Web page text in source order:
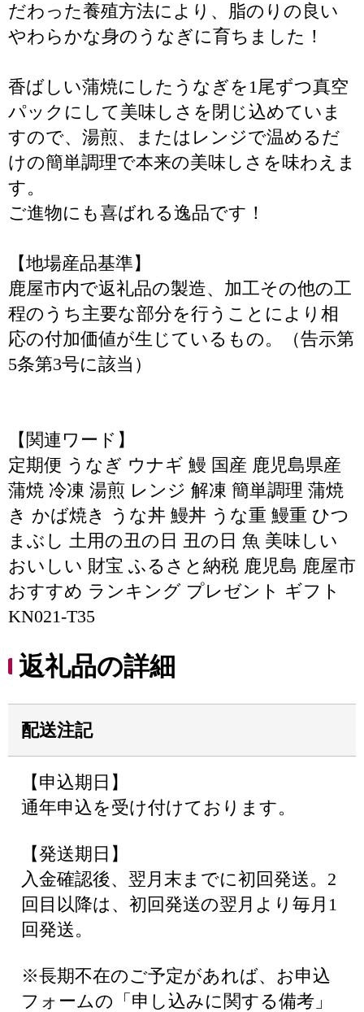
だわった養殖方法により、脂のりの良い
やわらかな身のうなぎに育ちました！
香ばしい蒲焼にしたうなぎを1尾ずつ真空
パックにして美味しさを閉じ込めていま
すので、湯煎、またはレンジで温めるだ
けの簡単調理で本来の美味しさを味わえま
す。
ご進物にも喜ばれる逸品です！
【地場産品基準】
鹿屋市内で返礼品の製造、加工その他の工
程のうち主要な部分を行うことにより相
応の付加価値が生じているもの。（告示第
5条第3号に該当）
【関連ワード】
定期便 うなぎ ウナギ 鰻 国産 鹿児島県産
蒲焼 冷凍 湯煎 レンジ 解凍 簡単調理 蒲焼
き かば焼き うな丼 鰻丼 うな重 鰻重 ひつ
まぶし 土用の丑の日 丑の日 魚 美味しい
おいしい 財宝 ふるさと納税 鹿児島 鹿屋市
おすすめ ランキング プレゼント ギフト
KN021-T35
返礼品の詳細
配送注記
【申込期日】
通年申込を受け付けております。
【発送期日】
入金確認後、翌月末までに初回発送。2
回目以降は、初回発送の翌月より毎月1
回発送。
※長期不在のご予定があれば、お申込
フォームの「申し込みに関する備考」